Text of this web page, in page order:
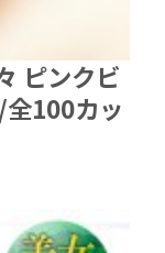
ピンクビ
100カッ